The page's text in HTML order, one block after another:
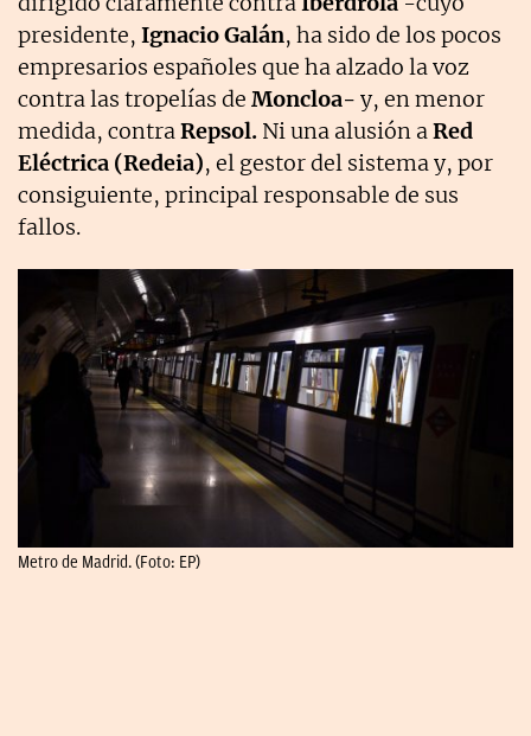
presidente, Ignacio Galán, ha sido de los pocos
empresarios españoles que ha alzado la voz
contra las tropelías de Moncloa- y, en menor
medida, contraRepsol. Ni una alusión aRed
Eléctrica (Redeia), el gestor del sistema y, por
consiguiente, principal responsable de sus
fallos.
Metro de Madrid. (Foto: EP)